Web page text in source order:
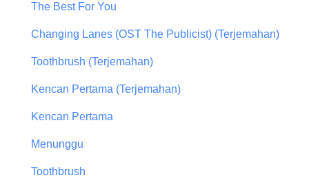
The Best For You
Changing Lanes (OST The Publicist) (Terjemahan)
Toothbrush (Terjemahan)
Kencan Pertama (Terjemahan)
Kencan Pertama
Menunggu
Toothbrush